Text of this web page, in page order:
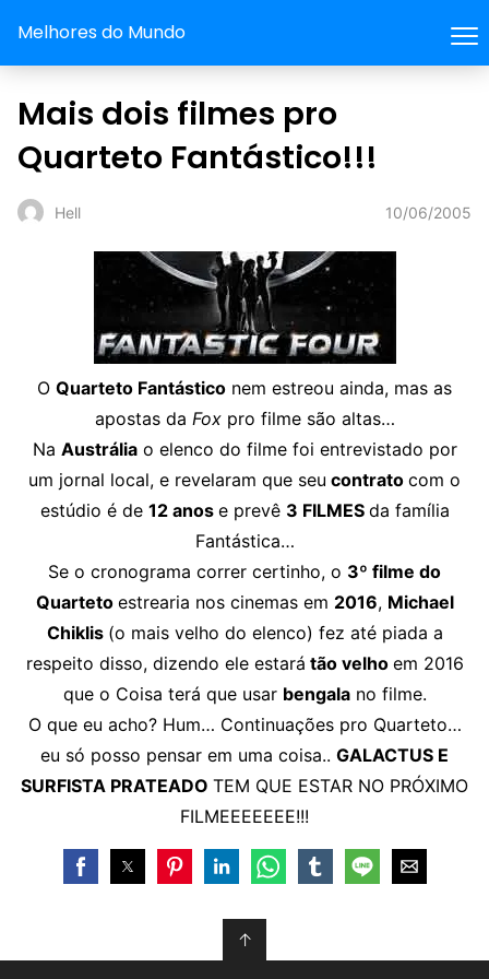
Melhores do Mundo
Mais dois filmes pro
Quarteto Fantástico!!!
Hell 10/06/2005
O Quarteto Fantástico nem estreou ainda, mas as
apostas da Foxpro filme são altas…
Na Austráliao elenco do filme foi entrevistado por
um jornal local, e revelaram que seu contrato com o
estúdio é de 12 anos e prevê 3 FILMES da família
Fantástica…
Se o cronograma correr certinho, o 3º filme do
Quarteto estrearia nos cinemas em 2016, Michael
Chiklis (o mais velho do elenco) fez até piada a
respeito disso, dizendo ele estará tão velho em 2016
que o Coisa terá que usar bengalano filme.
O que eu acho? Hum… Continuações pro Quarteto…
eu só posso pensar em uma coisa.. GALACTUS E
SURFISTA PRATEADO TEM QUE ESTAR NO PRÓXIMO
FILMEEEEEEE!!!
↑